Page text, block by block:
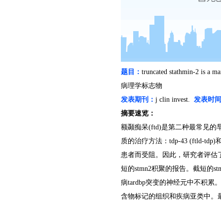
题目： truncated stathmin-2 is a
病理学标志物
发表期刊： j clin invest. 发表时
摘要速览：
额颞痴呆(ftd)是第二种最常见的
质的治疗方法： tdp-43 (ftld-tdp)
患者而受阻。因此，研究者评估
短的stmn2积聚的报告。截短的
病tardbp突变的神经元中不积累
含物标记的组织和疾病亚类中。